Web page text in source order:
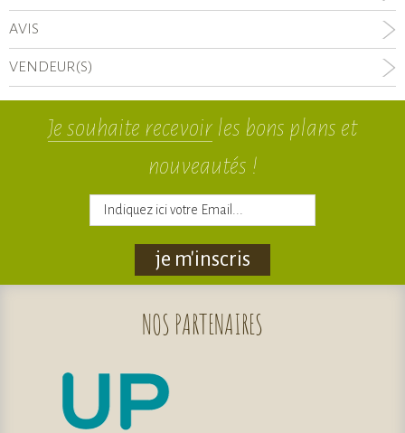
AVIS
VENDEUR(S)
Je souhaite recevoirles bons plans et
nouveautés !
je m'inscris
NOS PARTENAIRES